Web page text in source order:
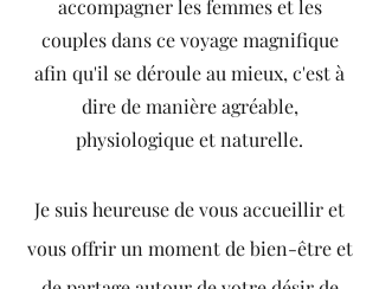
accompagner les femmes et les
couples dans ce voyage magnifique
afin qu'il se déroule au mieux, c'est à
dire de manière agréable,
physiologique et naturelle.
Je suis heureuse de vous accueillir et
vous offrir un moment de bien-être et